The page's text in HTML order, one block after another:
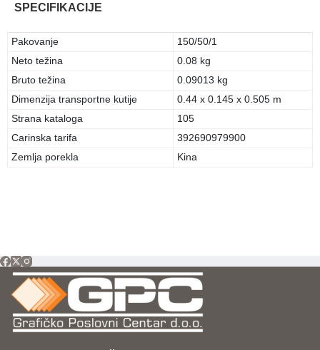
SPECIFIKACIJE
Pakovanje
150/50/1
Neto težina
0.08 kg
Bruto težina
0.09013 kg
Dimenzija transportne kutije
0.44 x 0.145 x 0.505 m
Strana kataloga
105
Carinska tarifa
392690979900
Zemlja porekla
Kina